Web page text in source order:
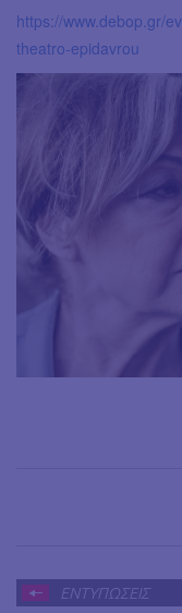
https://www.debop.gr/
theatro-epidavrou
ΕΝΤΥΠΩΣΕΙΣ